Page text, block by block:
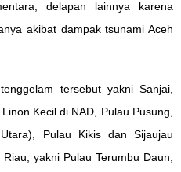
delapan lainnya karena
akibat dampak tsunami Aceh
tersebut yakni Sanjai,
Kecil di NAD, Pulau Pusung,
Pulau Kikis dan Sijaujau
yakni Pulau Terumbu Daun,